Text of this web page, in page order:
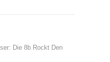
Die 8b Rockt Den